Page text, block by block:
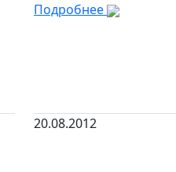
Подробнее
20.08.2012